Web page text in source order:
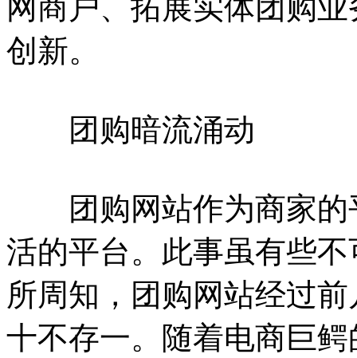
网商户、拓展实体团购
创新。
团购暗流涌动
团购网站作为商家的
活的平台。此事虽有些
所周知，团购网站经过
十不存一。随着电商巨